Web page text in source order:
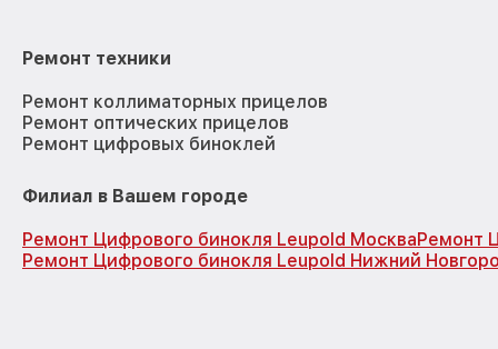
Ремонт техники
Ремонт коллиматорных прицелов
Ремонт оптических прицелов
Ремонт цифровых биноклей
Филиал в Вашем городе
Ремонт Цифрового бинокля Leupold МоскваРемонт
Ремонт Цифрового бинокля Leupold Нижний